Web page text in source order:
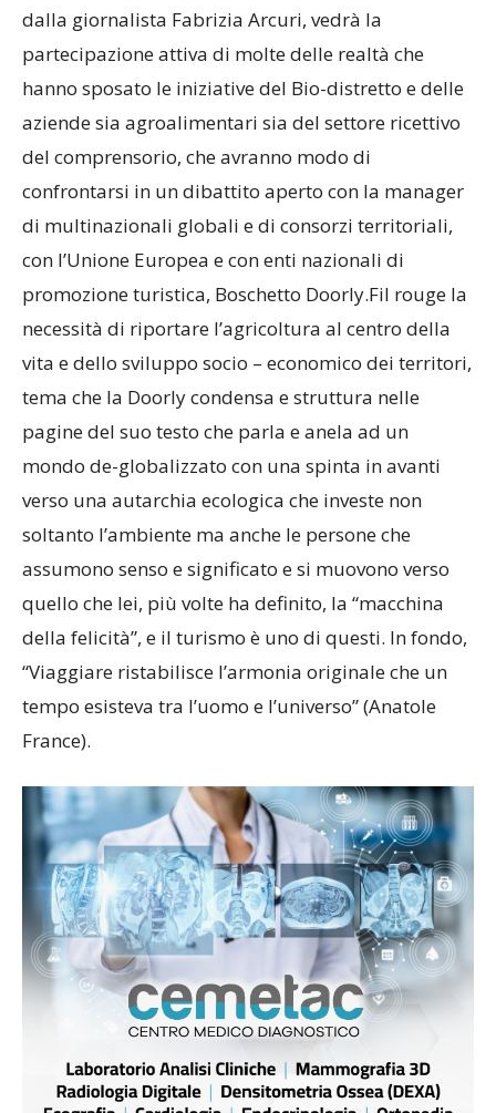
dalla giornalista Fabrizia Arcuri, vedrà la
partecipazione attiva di molte delle realtà che
hanno sposato le iniziative del Bio-distretto e delle
aziende sia agroalimentari sia del settore ricettivo
del comprensorio, che avranno modo di
confrontarsi in un dibattito aperto con la manager
di multinazionali globali e di consorzi territoriali,
con l’Unione Europea e con enti nazionali di
promozione turistica, Boschetto Doorly.Fil rouge la
necessità di riportare l’agricoltura al centro della
vita e dello sviluppo socio – economico dei territori,
tema che la Doorly condensa e struttura nelle
pagine del suo testo che parla e anela ad un
mondo de-globalizzato con una spinta in avanti
verso una autarchia ecologica che investe non
soltanto l’ambiente ma anche le persone che
assumono senso e significato e si muovono verso
quello che lei, più volte ha definito, la “macchina
della felicità”, e il turismo è uno di questi. In fondo,
“Viaggiare ristabilisce l’armonia originale che un
tempo esisteva tra l’uomo e l’universo” (Anatole
France).